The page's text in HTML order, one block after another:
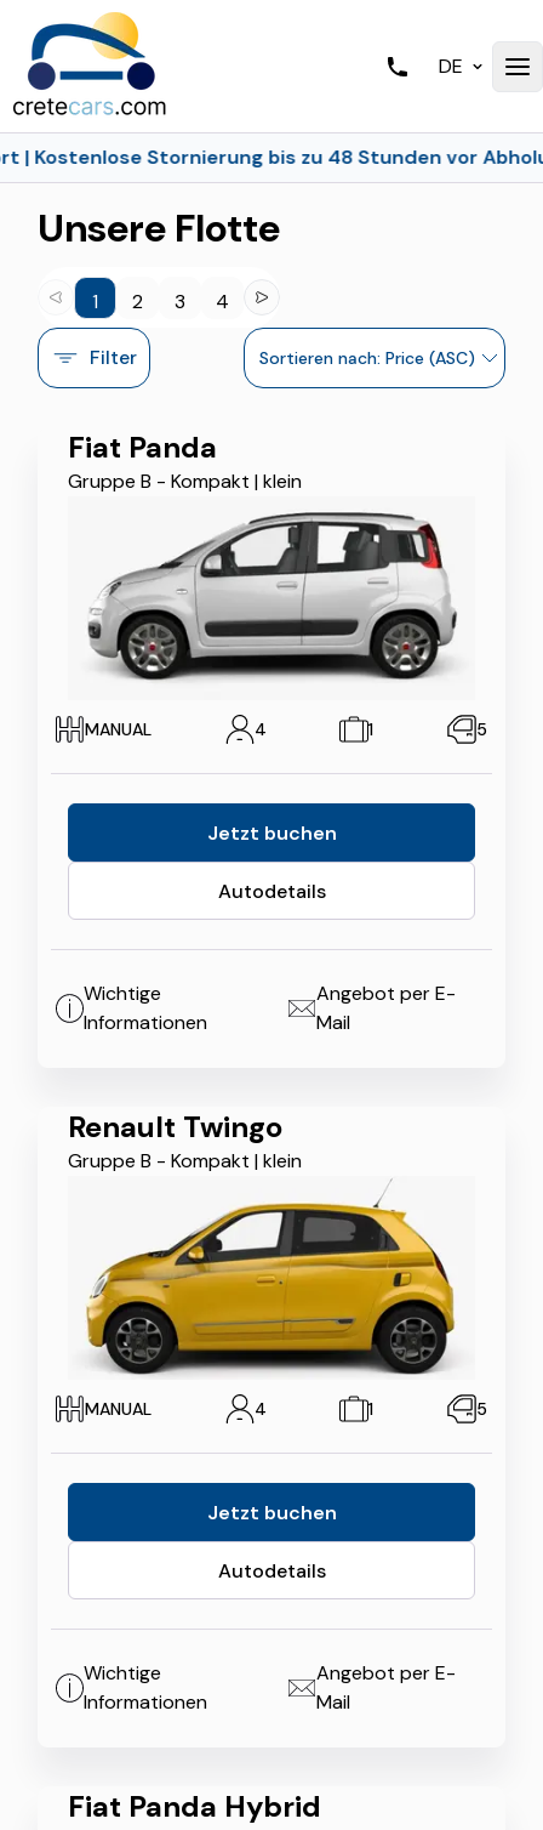
DE
Stornierung bis zu 48 Stunden vor Abholung
Unsere Flotte
1 2 3 4
Sortieren nach: Price (ASC)
Filter
Fiat Panda
Gruppe B - Kompakt |klein
MANUAL 4 1 5
Jetzt buchen
Autodetails
Wichtige
Informationen
Angebot per E-
Mail
Renault Twingo
Gruppe B - Kompakt |klein
MANUAL 4 1 5
Jetzt buchen
Autodetails
Wichtige
Informationen
Angebot per E-
Mail
Fiat Panda Hybrid